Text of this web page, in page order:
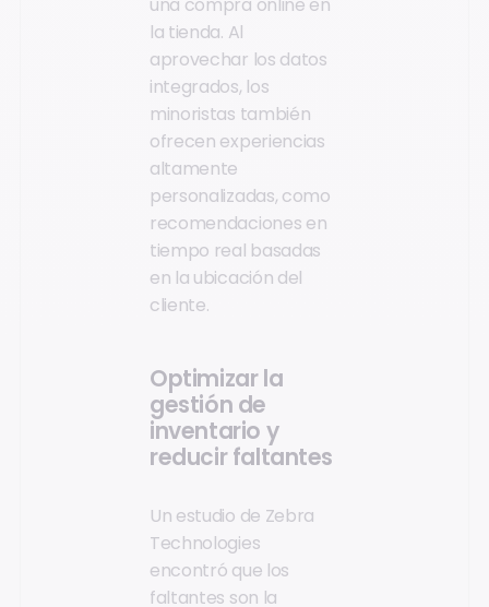
una compra online en
la tienda. Al
aprovechar los datos
integrados, los
minoristas también
ofrecen experiencias
altamente
personalizadas, como
recomendaciones en
tiempo real basadas
en la ubicación del
cliente.
Optimizar la
gestión de
inventario y
reducir faltantes
Un estudio de Zebra
Technologies
encontró que los
faltantes son la